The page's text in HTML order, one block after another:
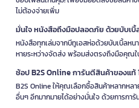
ไม่ต้องจ่ายเพิ่ม
มั่นใจ หนังสือถึงมือปลอดภัย ด้วยบับเบิ้
หนังสือทุกเล่มจากบีทูเอสห่อด้วยบับเบิ้ลห
หายระหว่างจัดส่ง พร้อมส่งตรงถึงมือคุณ
ช้อป B2S Online การันตีสินค้าของแท้
B2S Online ให้คุณเลือกซื้อสินค้าหลากหลา
อื่นๆ อีกมากมายได้อย่างมั่นใจ ด้วยการกา